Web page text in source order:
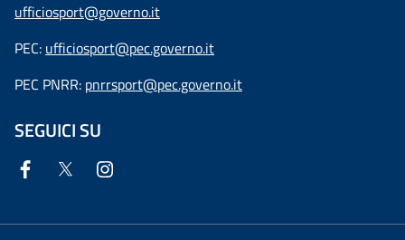
ufficiosport@governo.it
PEC: ufficiosport@pec.governo.it
PEC PNRR: pnrrsport@pec.governo.it
SEGUICI SU